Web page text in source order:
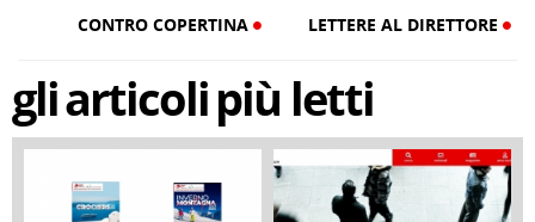
CONTRO COPERTINA
LETTERE AL DIRETTORE
gliarticolipiù letti